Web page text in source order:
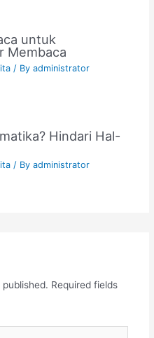
untuk
Membaca
/ Byadministrator
Hindari Hal-
/ Byadministrator
Required fields